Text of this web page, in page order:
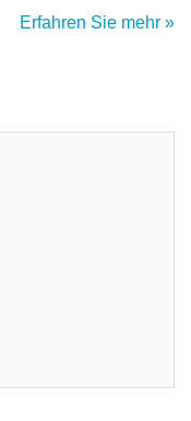
Erfahren Sie mehr »